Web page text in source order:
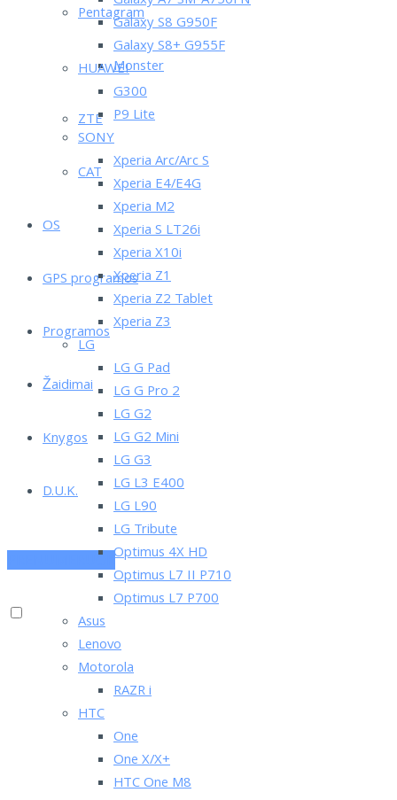
Pentagram
Monster
ZTE
CAT
OS
GPS programos
Programos
Žaidimai
Knygos
D.U.K.
PRENUMERUOK
Galaxy S8 G950F
Galaxy S8+ G955F
HUAWEI
G300
P9 Lite
SONY
Xperia Arc/Arc S
Xperia E4/E4G
Xperia M2
Xperia S LT26i
Xperia X10i
Xperia Z1
Xperia Z2 Tablet
Xperia Z3
LG
LG G Pad
LG G Pro 2
LG G2
LG G2 Mini
LG G3
LG L3 E400
LG L90
LG Tribute
Optimus 4X HD
Optimus L7 II P710
Optimus L7 P700
Asus
Lenovo
Motorola
RAZR i
HTC
One
One X/X+
HTC One M8